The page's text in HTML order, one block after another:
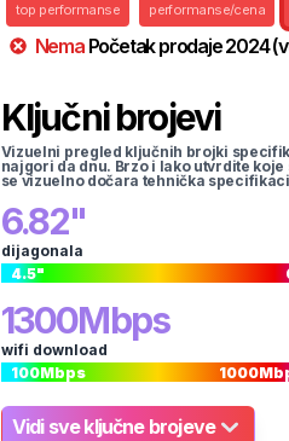
top performanse performanse/cena
Nema Početak prodaje2024
Ključni brojevi
Vizuelni pregled ključnih brojki
najgori da dnu. Brzo i lako utvrdite
se vizuelno dočara tehnička
6.82"
dijagonala
4.5"
1300Mbps
wifi download
100Mbps 1000
Vidi sve ključne brojeve